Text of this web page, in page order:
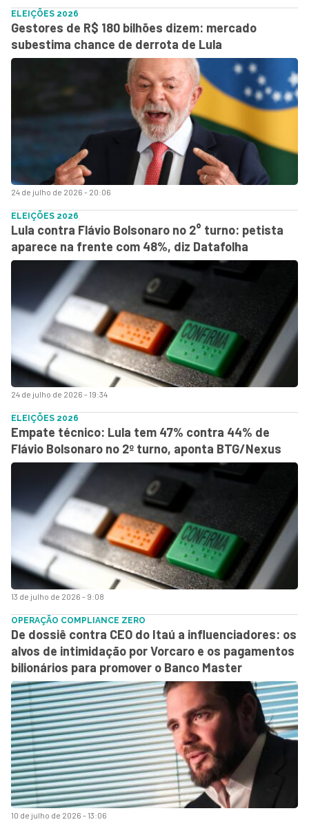
24 de julho de 2026 - 20:06
ELEIÇÕES 2026
Gestores de R$ 180 bilhões dizem: mercado
subestima chance de derrota de Lula
24 de julho de 2026 - 19:34
ELEIÇÕES 2026
Lula contra Flávio Bolsonaro no 2° turno: petista
aparece na frente com 48%, diz Datafolha
13 de julho de 2026 - 9:08
ELEIÇÕES 2026
Empate técnico: Lula tem 47% contra 44% de
Flávio Bolsonaro no 2º turno, aponta BTG/Nexus
10 de julho de 2026 - 13:06
OPERAÇÃO COMPLIANCE ZERO
De dossiê contra CEO do Itaú a influenciadores: os
alvos de intimidação por Vorcaro e os pagamentos
bilionários para promover o Banco Master